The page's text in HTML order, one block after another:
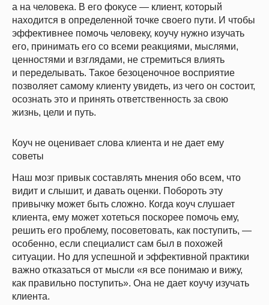
а на человека. В его фокусе — клиент, который
находится в определенной точке своего пути. И чтобы
эффективнее помочь человеку, коучу нужно изучать
его, принимать его со всеми реакциями, мыслями,
ценностями и взглядами, не стремиться влиять
и переделывать. Такое безоценочное восприятие
позволяет самому клиенту увидеть, из чего он состоит,
осознать это и принять ответственность за свою
жизнь, цели и путь.
Коуч не оценивает слова клиента и не дает ему
советы
Наш мозг привык составлять мнения обо всем, что
видит и слышит, и давать оценки. Побороть эту
привычку может быть сложно. Когда коуч слушает
клиента, ему может хотеться поскорее помочь ему,
решить его проблему, посоветовать, как поступить, —
особенно, если специалист сам был в похожей
ситуации. Но для успешной и эффективной практики
важно отказаться от мысли «я все понимаю и вижу,
как правильно поступить». Она не дает коучу изучать
клиента.